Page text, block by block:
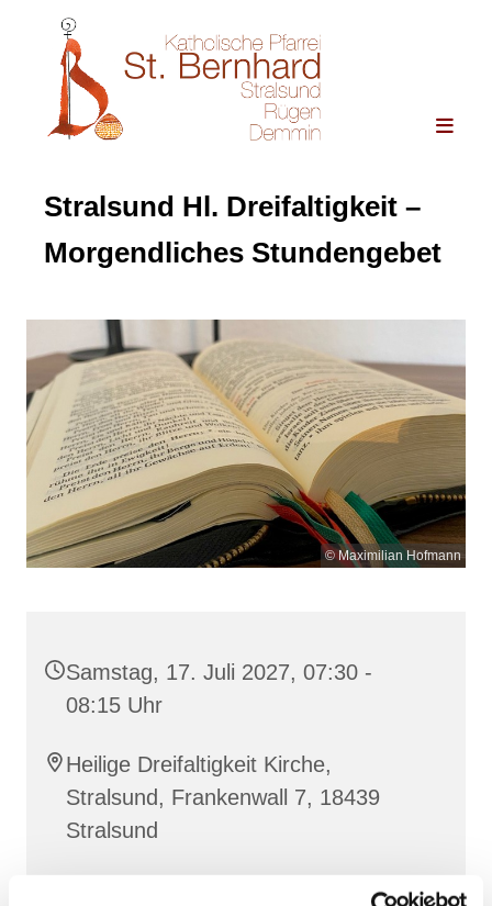
Stralsund Hl. Dreifaltigkeit –
Morgendliches Stundengebet
© Maximilian Hofmann
Samstag, 17. Juli 2027, 07:30 -
08:15 Uhr
Heilige Dreifaltigkeit Kirche,
Stralsund, Frankenwall 7, 18439
Stralsund